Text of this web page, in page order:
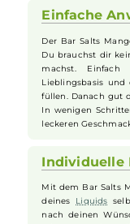
ergänzen. Gut
Genussmomente
geschmacklich in
Lieferumfang
Flasche.
Der Bar Salts
machst.
Lieblingsbasis